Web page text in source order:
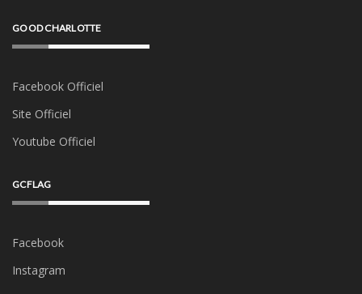
GOOD CHARLOTTE
Facebook Officiel
Site Officiel
Youtube Officiel
GCFLAG
Facebook
Instagram